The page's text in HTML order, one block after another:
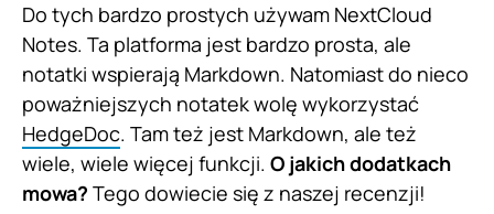
Do tych bardzo prostych używam NextCloud
Notes. Ta platforma jest bardzo prosta, ale
notatki wspierają Markdown. Natomiast do nieco
poważniejszych notatek wolę wykorzystać
HedgeDoc. Tam też jest Markdown, ale też
wiele, wiele więcej funkcji. O jakich dodatkach
mowa? Tego dowiecie się z naszej recenzji!